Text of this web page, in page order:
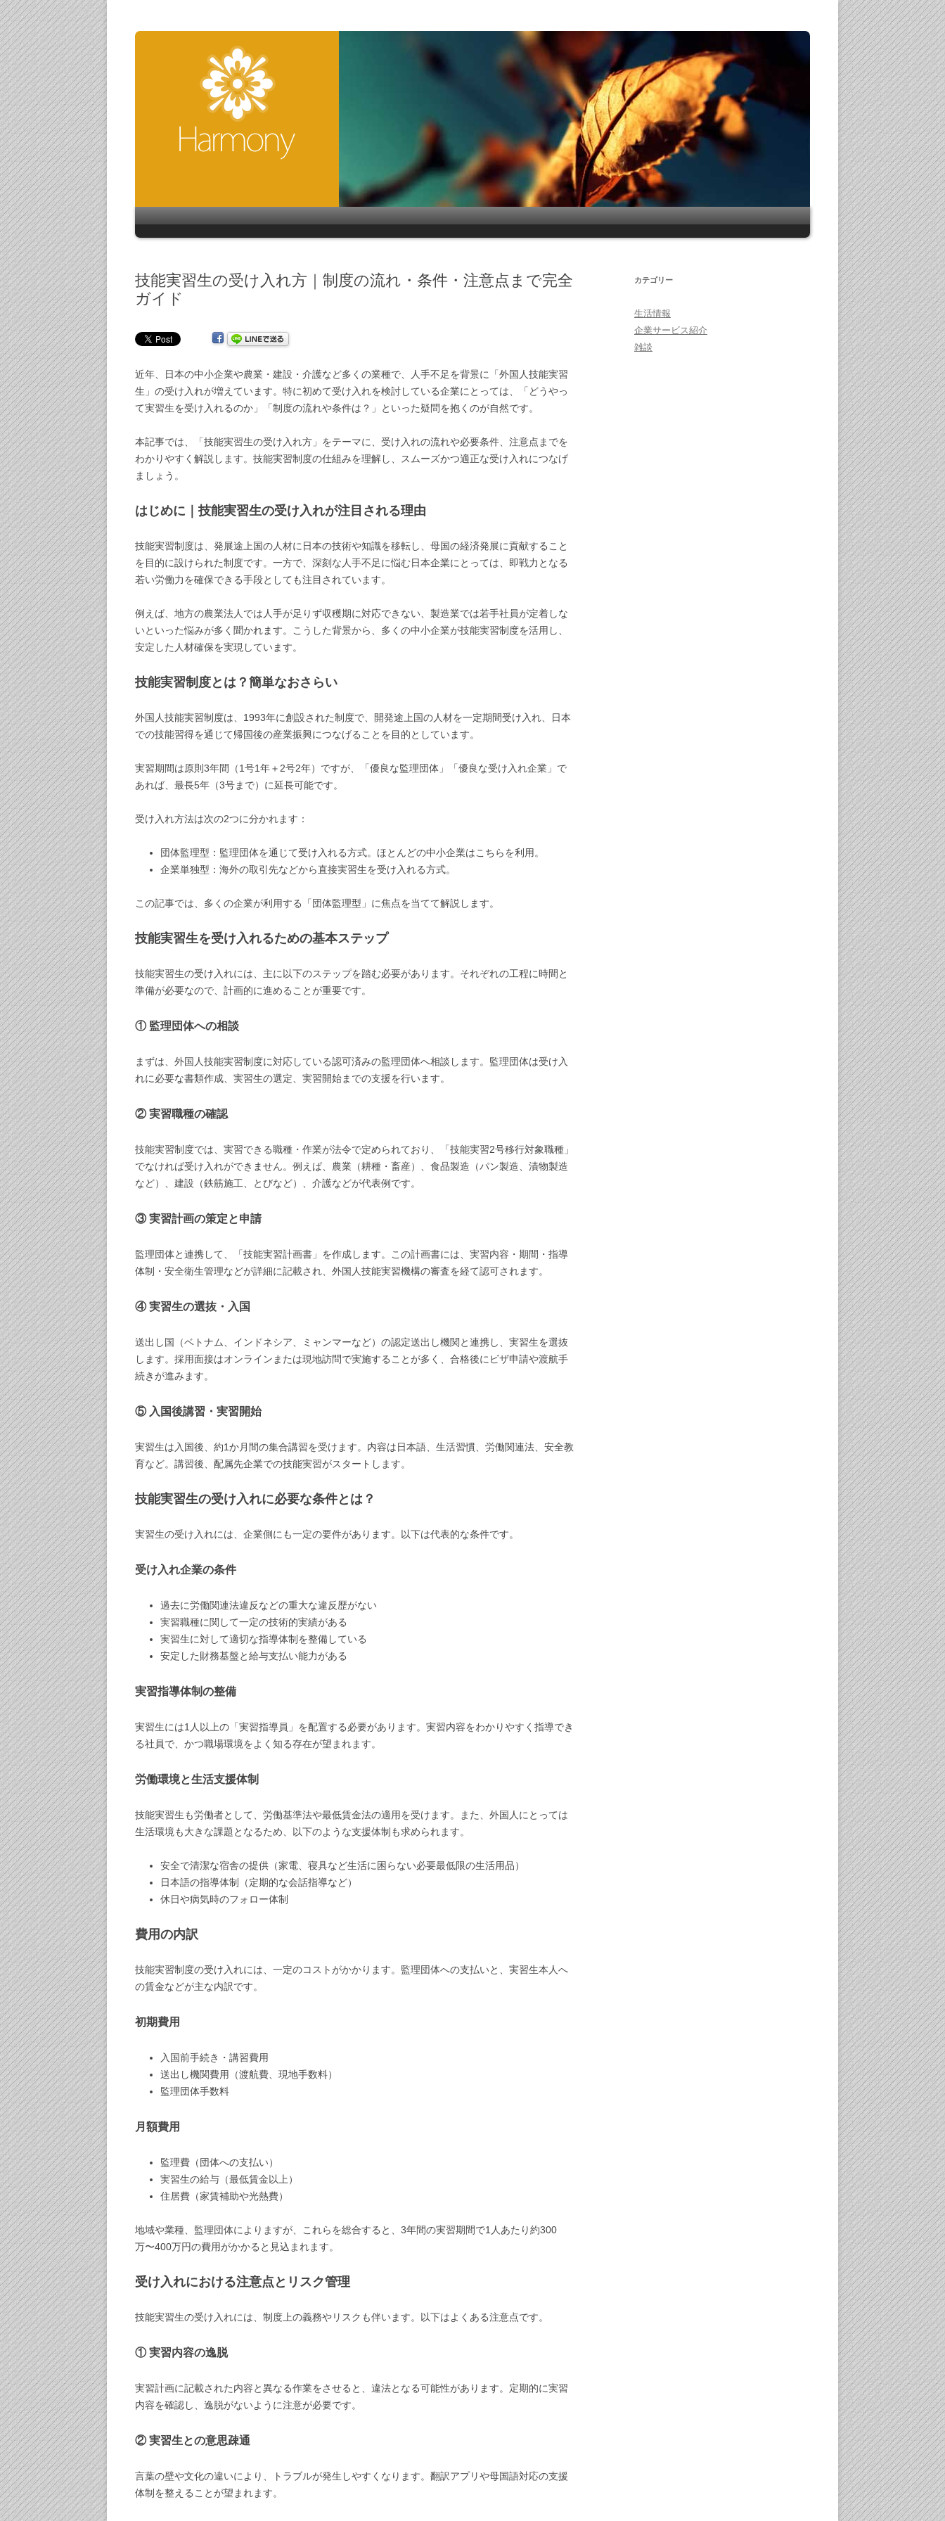
技能実習生の受け入れ方｜制度の流れ・条件・注意点まで完全
ガイド
近年、日本の中小企業や農業・建設・介護など多くの業種で、人手不足を背景に「外国人技能実習
生」の受け入れが増えています。特に初めて受け入れを検討している企業にとっては、「どうやっ
て実習生を受け入れるのか」「制度の流れや条件は？」といった疑問を抱くのが自然です。
本記事では、「技能実習生の受け入れ方」をテーマに、受け入れの流れや必要条件、注意点までを
わかりやすく解説します。技能実習制度の仕組みを理解し、スムーズかつ適正な受け入れにつなげ
ましょう。
はじめに｜技能実習生の受け入れが注目される理由
技能実習制度は、発展途上国の人材に日本の技術や知識を移転し、母国の経済発展に貢献すること
を目的に設けられた制度です。一方で、深刻な人手不足に悩む日本企業にとっては、即戦力となる
若い労働力を確保できる手段としても注目されています。
例えば、地方の農業法人では人手が足りず収穫期に対応できない、製造業では若手社員が定着しな
いといった悩みが多く聞かれます。こうした背景から、多くの中小企業が技能実習制度を活用し、
安定した人材確保を実現しています。
技能実習制度とは？簡単なおさらい
外国人技能実習制度は、1993年に創設された制度で、開発途上国の人材を一定期間受け入れ、日本
での技能習得を通じて帰国後の産業振興につなげることを目的としています。
実習期間は原則3年間（1号1年＋2号2年）ですが、「優良な監理団体」「優良な受け入れ企業」で
あれば、最長5年（3号まで）に延長可能です。
受け入れ方法は次の2つに分かれます：
団体監理型：監理団体を通じて受け入れる方式。ほとんどの中小企業はこちらを利用。
企業単独型：海外の取引先などから直接実習生を受け入れる方式。
この記事では、多くの企業が利用する「団体監理型」に焦点を当てて解説します。
技能実習生を受け入れるための基本ステップ
技能実習生の受け入れには、主に以下のステップを踏む必要があります。それぞれの工程に時間と
準備が必要なので、計画的に進めることが重要です。
① 監理団体への相談
まずは、外国人技能実習制度に対応している認可済みの監理団体へ相談します。監理団体は受け入
れに必要な書類作成、実習生の選定、実習開始までの支援を行います。
② 実習職種の確認
技能実習制度では、実習できる職種・作業が法令で定められており、「技能実習2号移行対象職種」
でなければ受け入れができません。例えば、農業（耕種・畜産）、食品製造（パン製造、漬物製造
など）、建設（鉄筋施工、とびなど）、介護などが代表例です。
③ 実習計画の策定と申請
監理団体と連携して、「技能実習計画書」を作成します。この計画書には、実習内容・期間・指導
体制・安全衛生管理などが詳細に記載され、外国人技能実習機構の審査を経て認可されます。
④ 実習生の選抜・入国
送出し国（ベトナム、インドネシア、ミャンマーなど）の認定送出し機関と連携し、実習生を選抜
します。採用面接はオンラインまたは現地訪問で実施することが多く、合格後にビザ申請や渡航手
続きが進みます。
⑤ 入国後講習・実習開始
実習生は入国後、約1か月間の集合講習を受けます。内容は日本語、生活習慣、労働関連法、安全教
育など。講習後、配属先企業での技能実習がスタートします。
技能実習生の受け入れに必要な条件とは？
実習生の受け入れには、企業側にも一定の要件があります。以下は代表的な条件です。
受け入れ企業の条件
過去に労働関連法違反などの重大な違反歴がない
実習職種に関して一定の技術的実績がある
実習生に対して適切な指導体制を整備している
安定した財務基盤と給与支払い能力がある
実習指導体制の整備
実習生には1人以上の「実習指導員」を配置する必要があります。実習内容をわかりやすく指導でき
る社員で、かつ職場環境をよく知る存在が望まれます。
労働環境と生活支援体制
技能実習生も労働者として、労働基準法や最低賃金法の適用を受けます。また、外国人にとっては
生活環境も大きな課題となるため、以下のような支援体制も求められます。
安全で清潔な宿舎の提供（家電、寝具など生活に困らない必要最低限の生活用品）
日本語の指導体制（定期的な会話指導など）
休日や病気時のフォロー体制
費用の内訳
技能実習制度の受け入れには、一定のコストがかかります。監理団体への支払いと、実習生本人へ
の賃金などが主な内訳です。
初期費用
入国前手続き・講習費用
送出し機関費用（渡航費、現地手数料）
監理団体手数料
月額費用
監理費（団体への支払い）
実習生の給与（最低賃金以上）
住居費（家賃補助や光熱費）
地域や業種、監理団体によりますが、これらを総合すると、3年間の実習期間で1人あたり約300
万〜400万円の費用がかかると見込まれます。
受け入れにおける注意点とリスク管理
技能実習生の受け入れには、制度上の義務やリスクも伴います。以下はよくある注意点です。
① 実習内容の逸脱
実習計画に記載された内容と異なる作業をさせると、違法となる可能性があります。定期的に実習
内容を確認し、逸脱がないように注意が必要です。
② 実習生との意思疎通
言葉の壁や文化の違いにより、トラブルが発生しやすくなります。翻訳アプリや母国語対応の支援
体制を整えることが望まれます。
カテゴリー
生活情報
企業サービス紹介
雑談